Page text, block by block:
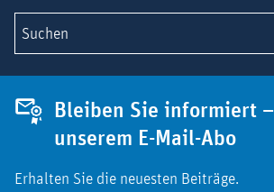
Suchen
Bleiben Sie informiert
unserem E-Mail-Abo
Erhalten Sie die neuesten Beiträge.